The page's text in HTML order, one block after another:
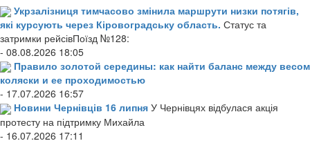
Укрзалізниця тимчасово змінила маршрути низки потягів,
які курсують через Кіровоградську область. Статус та
затримки рейсівПоїзд №128:
- 08.08.2026 18:05
Правило золотой середины: как найти баланс между весом
коляски и ее проходимостью
- 17.07.2026 16:57
Новини Чернівців 16 липня У Чернівцях відбулася акція
протесту на підтримку Михайла
- 16.07.2026 17:11